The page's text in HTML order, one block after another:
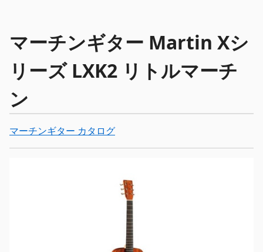
マーチンギター Martin Xシ
リーズ LXK2 リトルマーチ
ン
マーチンギター カタログ